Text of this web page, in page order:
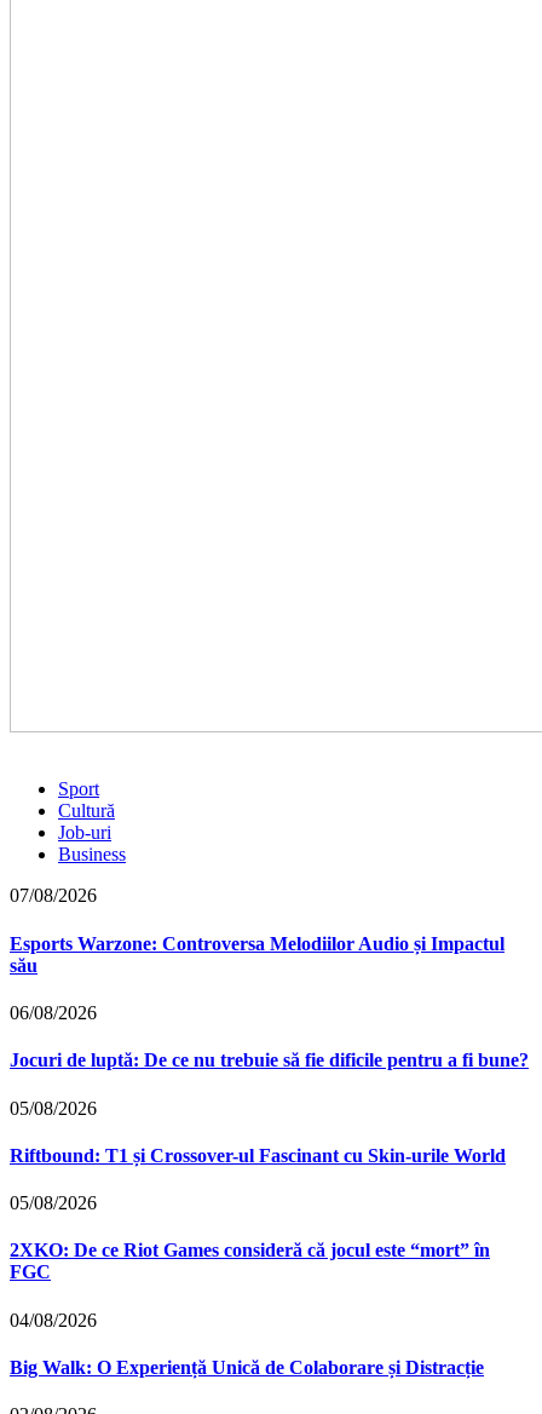
Sport
Cultură
Job-uri
Business
07/08/2026
Esports Warzone: Controversa Melodiilor Audio și Impactul
său
06/08/2026
Jocuri de luptă: De ce nu trebuie să fie dificile pentru a fi bune?
05/08/2026
Riftbound: T1 și Crossover-ul Fascinant cu Skin-urile World
05/08/2026
2XKO: De ce Riot Games consideră că jocul este “mort” în
FGC
04/08/2026
Big Walk: O Experiență Unică de Colaborare și Distracție